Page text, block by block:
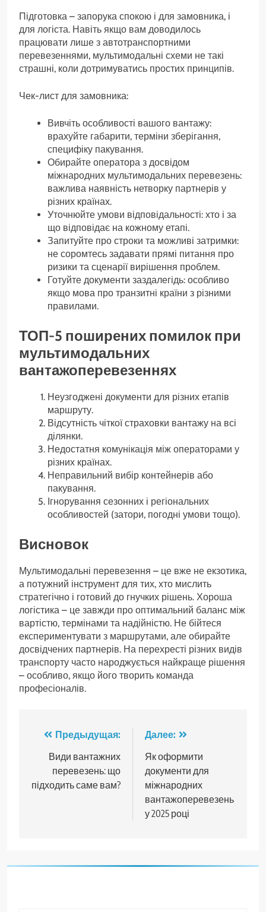
Підготовка – запорука спокою і для замовника, і
для логіста. Навіть якщо вам доводилось
працювати лише з автотранспортними
перевезеннями, мультимодальні схеми не такі
страшні, коли дотримуватись простих принципів.
Чек-лист для замовника:
Вивчіть особливості вашого вантажу:
врахуйте габарити, терміни зберігання,
специфіку пакування.
Обирайте оператора з досвідом
міжнародних мультимодальних перевезень:
важлива наявність нетворку партнерів у
різних країнах.
Уточнюйте умови відповідальності: хто і за
що відповідає на кожному етапі.
Запитуйте про строки та можливі затримки:
не соромтесь задавати прямі питання про
ризики та сценарії вирішення проблем.
Готуйте документи заздалегідь: особливо
якщо мова про транзитні країни з різними
правилами.
ТОП-5 поширених помилок при
мультимодальних
вантажоперевезеннях
Неузгоджені документи для різних етапів
маршруту.
Відсутність чіткої страховки вантажу на всі
ділянки.
Недостатня комунікація між операторами у
різних країнах.
Неправильний вибір контейнерів або
пакування.
Ігнорування сезонних і регіональних
особливостей (затори, погодні умови тощо).
Висновок
Мультимодальні перевезення – це вже не екзотика,
а потужний інструмент для тих, хто мислить
стратегічно і готовий до гнучких рішень. Хороша
логістика – це завжди про оптимальний баланс між
вартістю, термінами та надійністю. Не бійтеся
експериментувати з маршрутами, але обирайте
досвідчених партнерів. На перехресті різних видів
транспорту часто народжується найкраще рішення
– особливо, якщо його творить команда
професіоналів.
Навигация
записям
Предыдущая:
Види вантажних
перевезень: що
підходить саме вам?
Далее:
Як оформити
документи для
міжнародних
вантажоперевезень
у 2025 році